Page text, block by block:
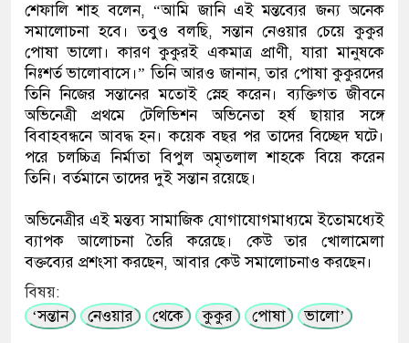
শেফালি শাহ বলেন, “আমি জানি এই মন্তব্যের জন্য অনেক
সমালোচনা হবে। তবুও বলছি, সন্তান নেওয়ার চেয়ে কুকুর
পোষা ভালো। কারণ কুকুরই একমাত্র প্রাণী, যারা মানুষকে
নিঃশর্ত ভালোবাসে।” তিনি আরও জানান, তার পোষা কুকুরদের
তিনি নিজের সন্তানের মতোই স্নেহ করেন। ব্যক্তিগত জীবনে
অভিনেত্রী প্রথমে টেলিভিশন অভিনেতা হর্ষ ছায়ার সঙ্গে
বিবাহবন্ধনে আবদ্ধ হন। কয়েক বছর পর তাদের বিচ্ছেদ ঘটে।
পরে চলচ্চিত্র নির্মাতা বিপুল অমৃতলাল শাহকে বিয়ে করেন
তিনি। বর্তমানে তাদের দুই সন্তান রয়েছে।
অভিনেত্রীর এই মন্তব্য সামাজিক যোগাযোগমাধ্যমে ইতোমধ্যেই
ব্যাপক আলোচনা তৈরি করেছে। কেউ তার খোলামেলা
বক্তব্যের প্রশংসা করছেন, আবার কেউ সমালোচনাও করছেন।
বিষয়:
‘সন্তান
নেওয়ার থেকে কুকুর পোষা ভালো’